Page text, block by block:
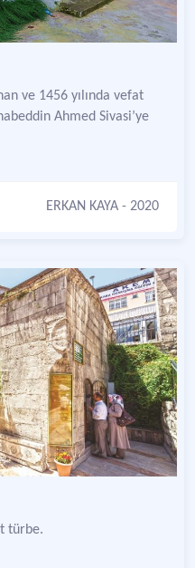
ve 1456 yılında vefat
Ahmed Sivasi’ye
ERKAN KAYA - 2020
türbe.